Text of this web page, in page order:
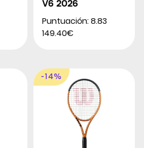
V6 2026
Puntuación: 8.83
149.40€
-14%